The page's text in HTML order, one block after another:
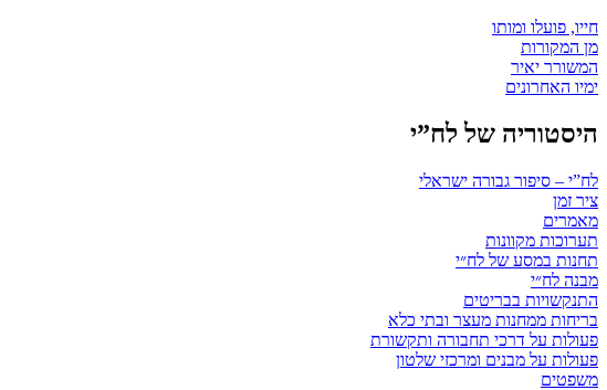
חייו, פועלו ומותו
מן המקורות
המשורר יאיר
ימיו האחרונים
היסטוריה של לח”י
לח”י – סיפור גבורה ישראלי
ציר זמן
מאמרים
תערוכות מקוונות
תחנות במסע של לח״י
מבנה לח״י
התנקשויות בבריטים
בריחות ממחנות מעצר ובתי כלא
פעולות על דרכי תחבורה ותקשורת
פעולות על מבנים ומרכזי שלטון
משפטים